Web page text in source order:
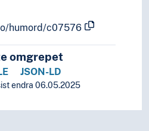
humord/c07576
omgrepet
JSON-LD
endra 06.05.2025